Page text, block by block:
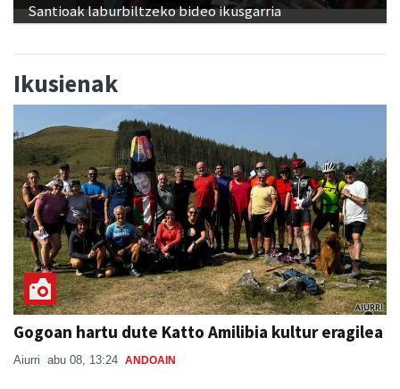
Santioak laburbiltzeko bideo ikusgarria
Ikusienak
Gogoan hartu dute Katto Amilibia kultur eragilea
Aiurri abu 08, 13:24 ANDOAIN